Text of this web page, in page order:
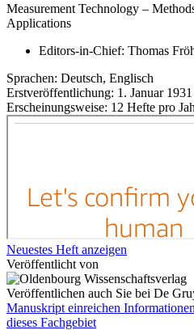
Measurement Technology –
Applications
Editors-in-Chief: Thomas
Sprachen: Deutsch, Englisch
Erstveröffentlichung: 1. Januar 1931
Erscheinungsweise: 12 Hefte pro
Neuestes Heft anzeigen
Veröffentlicht von
Veröffentlichen auch Sie bei De
Manuskript einreichen
dieses Fachgebiet